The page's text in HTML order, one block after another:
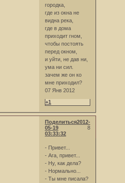
городка,
где из окна не
видна река,
где в дома
приходит гном,
чтобы постоять
перед окном,
и уйти, не дав ни,
ума ни сил.
зачем же он ко
мне приходил?
07 Янв 2012
+1
Поделиться
8
2012-
05-19
03:33:32
- Привет...
- Ага, привет...
- Ну, как дела?
- Нормально...
- Ты мне писала?